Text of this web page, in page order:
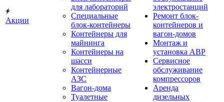
Акции
для лабораторий
Специальные
блок-контейнеры
Контейнеры для
майнинга
Контейнеры на
шасси
Контейнерные
АЗС
Вагон-дома
Туалетные
электростанций
Ремонт блок-
контейнеров и
вагон-домов
Монтаж и
установка АВР
Сервисное
обслуживание
компрессоров
Аренда
дизельных